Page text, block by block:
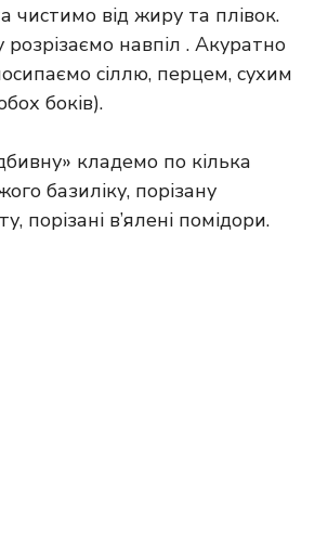
чистимо від жиру та плівок.
навпіл . Акуратно
сіллю, перцем, сухим
боків).
кладемо по кілька
базиліку, порізану
порізані в’ялені помідори.